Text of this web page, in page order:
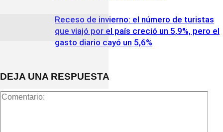
Receso de invierno: el número de turistas
que viajó por el país creció un 5,9%, pero el
gasto diario cayó un 5,6%
DEJA UNA RESPUESTA